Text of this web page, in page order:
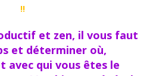
!!
et zen, il vous faut
et déterminer où,
avec qui vous êtes le